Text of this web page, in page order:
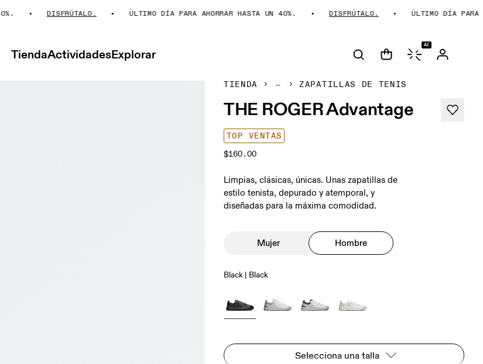
DISFRÚTALO. ÚLTIMO DÍA PARA AHORRAR HASTA UN 40%. DISFRÚTALO. ÚLTIMO DÍA PARA
TiendaActividadesExplorar
AI
TIENDA ZAPATILLAS DE TENIS
THE ROGER Advantage
TOP VENTAS
$160.00
Limpias, clásicas, únicas. Unas zapatillas de
estilo tenista, depurado y atemporal, y
diseñadas para la máxima comodidad.
Mujer Hombre
Black | Black
Selecciona una talla